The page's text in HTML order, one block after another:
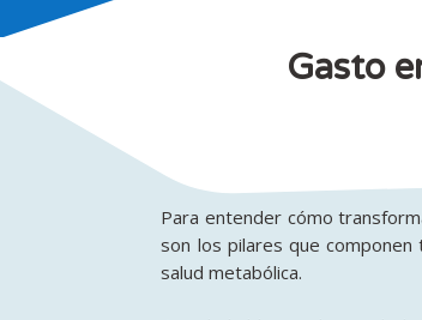
Gasto
Para entender cómo
son los pilares que
salud metabólica.